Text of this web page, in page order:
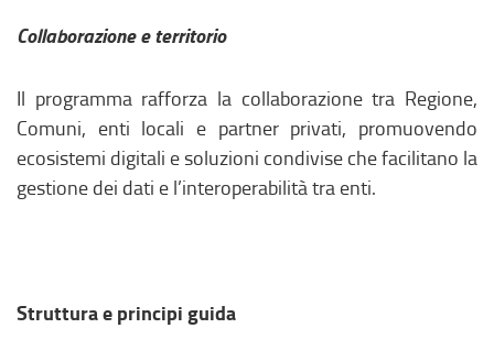
Collaborazione e territorio
Il programma rafforza la collaborazione tra Regione,
Comuni, enti locali e partner privati, promuovendo
ecosistemi digitali e soluzioni condivise che facilitano la
gestione dei dati e l’interoperabilità tra enti.
Struttura e principi guida